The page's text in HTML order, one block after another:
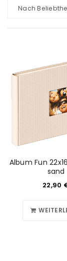
Nach
Album Fun
sand
22,90